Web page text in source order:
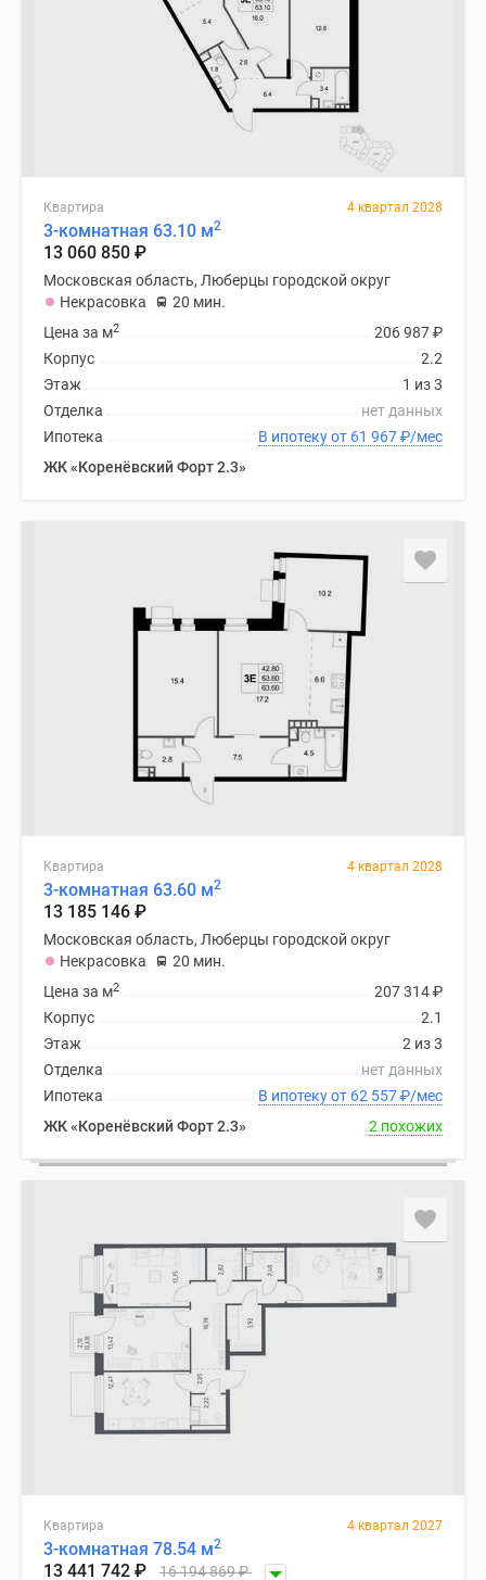
Квартира 4 квартал 2028
3-комнатная 63.10 м2
13 060 850 ₽
Московская область, Люберцы городской округ
Некрасовка
20 мин.
206 987₽
Цена за м2
2.2
Корпус
1 из 3
Этаж
нет данных
Отделка
В ипотеку от 61 967₽/мес
Ипотека
ЖК «Коренёвский Форт 2.3»
Квартира 4 квартал 2028
3-комнатная 63.60 м2
13 185 146 ₽
Московская область, Люберцы городской округ
Некрасовка
20 мин.
207 314₽
Цена за м2
2.1
Корпус
2 из 3
Этаж
нет данных
Отделка
В ипотеку от 62 557₽/мес
Ипотека
ЖК «Коренёвский Форт 2.3»
2 похожих
Квартира 4 квартал 2027
3-комнатная 78.54 м2
13 441 742 ₽ 16 194 869₽